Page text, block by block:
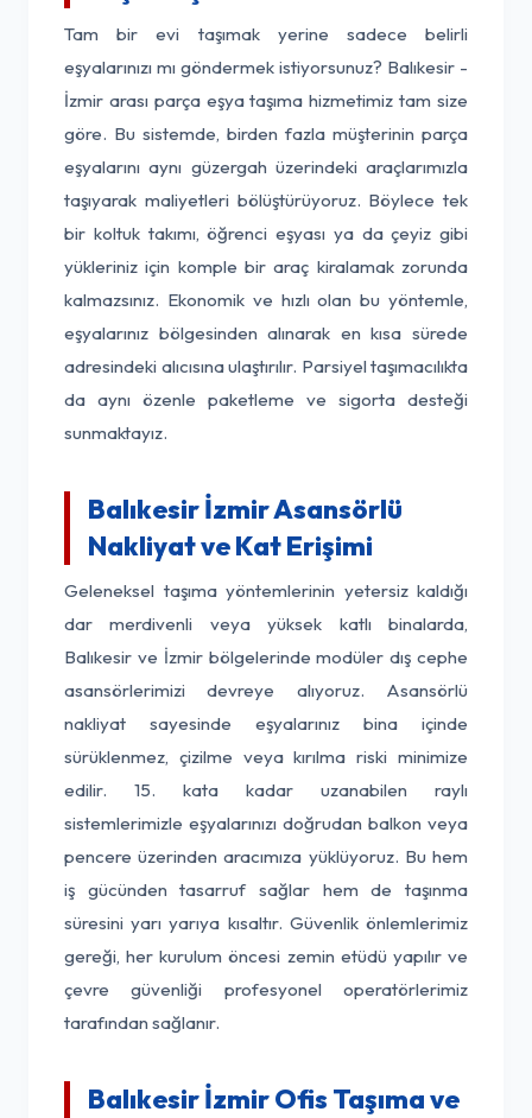
Tam bir evi taşımak yerine sadece belirli
eşyalarınızı mı göndermek istiyorsunuz? Balıkesir -
İzmir arası parça eşya taşıma hizmetimiz tam size
göre. Bu sistemde, birden fazla müşterinin parça
eşyalarını aynı güzergah üzerindeki araçlarımızla
taşıyarak maliyetleri bölüştürüyoruz. Böylece tek
bir koltuk takımı, öğrenci eşyası ya da çeyiz gibi
yükleriniz için komple bir araç kiralamak zorunda
kalmazsınız. Ekonomik ve hızlı olan bu yöntemle,
eşyalarınız bölgesinden alınarak en kısa sürede
adresindeki alıcısına ulaştırılır. Parsiyel taşımacılıkta
da aynı özenle paketleme ve sigorta desteği
sunmaktayız.
Balıkesir İzmir Asansörlü
Nakliyat ve Kat Erişimi
Geleneksel taşıma yöntemlerinin yetersiz kaldığı
dar merdivenli veya yüksek katlı binalarda,
Balıkesir ve İzmir bölgelerinde modüler dış cephe
asansörlerimizi devreye alıyoruz. Asansörlü
nakliyat sayesinde eşyalarınız bina içinde
sürüklenmez, çizilme veya kırılma riski minimize
edilir. 15. kata kadar uzanabilen raylı
sistemlerimizle eşyalarınızı doğrudan balkon veya
pencere üzerinden aracımıza yüklüyoruz. Bu hem
iş gücünden tasarruf sağlar hem de taşınma
süresini yarı yarıya kısaltır. Güvenlik önlemlerimiz
gereği, her kurulum öncesi zemin etüdü yapılır ve
çevre güvenliği profesyonel operatörlerimiz
tarafından sağlanır.
Balıkesir İzmir Ofis Taşıma ve